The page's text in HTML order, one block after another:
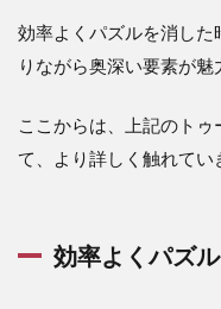
効率よくパズルを消し
りながら奥深い要素が魅
ここからは、上記のト
て、より詳しく触れてい
効率よくパズ